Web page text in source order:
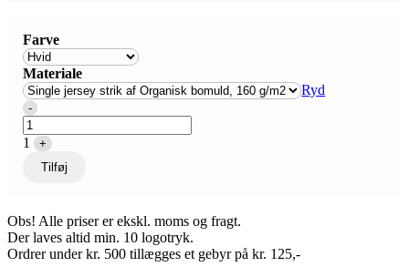
Farve
Materiale
Ryd
Quantity
-
1
+
Tilføj
Obs! Alle priser er ekskl. moms og fragt.
Der laves altid min. 10 logotryk.
Ordrer under kr. 500 tillægges et gebyr på kr. 125,-